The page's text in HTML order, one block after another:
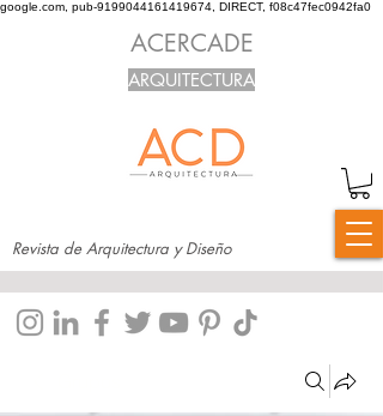
google.com, pub-9199044161419674, DIRECT, f08c47fec0942fa0
Revista de Arquitectura y Diseño
ACERCADE
ARQUITECTURA